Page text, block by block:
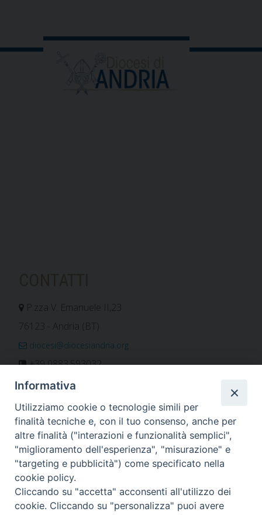
P.zza V. Emanuele II,23
76123 - Andria (BT)
diocesi@diocesiandria.org
+39 0883.593032
+39 0883.592596
ORARIO E CALENDARI
Orari uffici
Calendario diocesano
Orario messe
Informativa
Utilizziamo cookie o tecnologie simili per
finalità tecniche e, con il tuo consenso, anche per
altre finalità ("interazioni e funzionalità semplici",
"miglioramento dell'esperienza", "misurazione" e
"targeting e pubblicità") come specificato nella
cookie policy.
Cliccando su "accetta" acconsenti all'utilizzo dei
cookie. Cliccando su "personalizza" puoi avere